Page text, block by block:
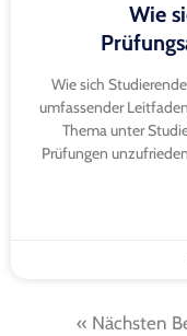
Wie
Wie sich
umfassender
Thema unter
Prüfungen
« Nächsten